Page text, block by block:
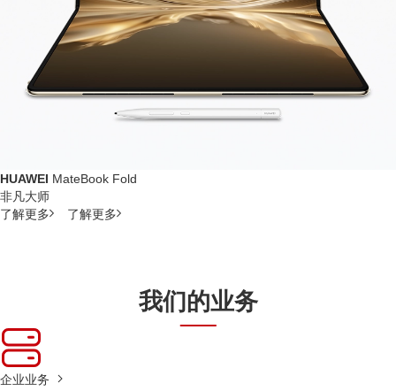
HUAWEI MateBook Fold
非凡大师
了解更多
了解更多
我们的业务
企业业务